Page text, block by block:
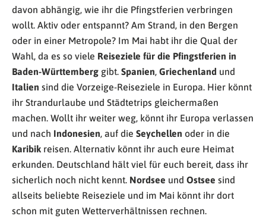
davon abhängig, wie ihr die Pfingstferien verbringen
wollt. Aktiv oder entspannt? Am Strand, in den Bergen
oder in einer Metropole? Im Mai habt ihr die Qual der
Wahl, da es so viele Reiseziele für die Pfingstferien in
Baden-Württemberg gibt. Spanien, Griechenland und
Italien sind die Vorzeige-Reiseziele in Europa. Hier könnt
ihr Strandurlaube und Städtetrips gleichermaßen
machen. Wollt ihr weiter weg, könnt ihr Europa verlassen
und nach Indonesien, auf die Seychellen oder in die
Karibik reisen. Alternativ könnt ihr auch eure Heimat
erkunden. Deutschland hält viel für euch bereit, dass ihr
sicherlich noch nicht kennt. Nordsee und Ostsee sind
allseits beliebte Reiseziele und im Mai könnt ihr dort
schon mit guten Wetterverhältnissen rechnen.